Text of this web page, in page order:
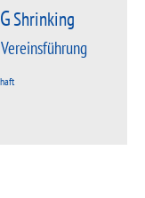
Shrinking
Vereinsführung